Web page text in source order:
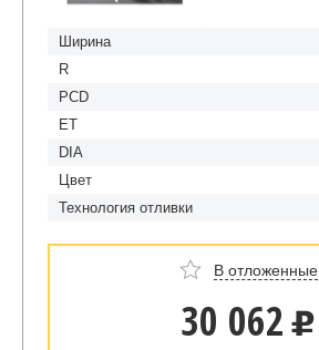
Ширина
R
PCD
ET
DIA
Цвет
Технология отливки
В отложенные
30 062 u